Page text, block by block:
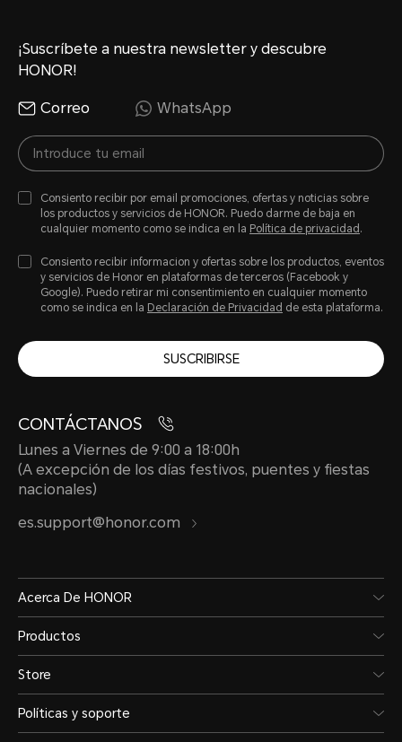
Capacidad
7500 mAh (valor típico)
Tipo
Batería de polímero de
Compatible con 66W
*La potencia de carga real puede
inteligente según diferentes
consulte las situaciones reales.
Resistencia al agua y al
¡Suscríbete a nuestra newsletter y descubre
HONOR!
Correo WhatsApp
Consiento recibir por email promociones, ofertas y noticias sobre
los productos y servicios de HONOR. Puedo darme de baja en
cualquier momento como se indica en la Política de privacidad .
Consiento recibir informacion y ofertas sobre los productos, eventos
y servicios de Honor en plataformas de terceros (Facebook y
Google). Puedo retirar mi consentimiento en cualquier momento
como se indica en la Declaración de Privacidad de esta plataforma.
SUSCRIBIRSE
CONTÁCTANOS
Lunes a Viernes de 9:00 a 18:00h
(A excepción de los días festivos, puentes y fiestas
nacionales)
es.support@honor.com
Acerca De HONOR
Productos
Store
Políticas y soporte